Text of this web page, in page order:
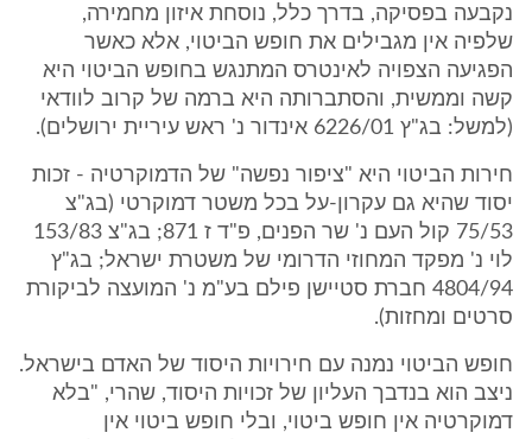
נקבעה בפסיקה, בדרך כלל, נוסחת איזון מחמירה,
שלפיה אין מגבילים את חופש הביטוי, אלא כאשר
הפגיעה הצפויה לאינטרס המתנגש בחופש הביטוי היא
קשה וממשית, והסתברותה היא ברמה של קרוב לוודאי
(למשל: בג"ץ 6226/01 אינדור נ' ראש עיריית ירושלים).
חירות הביטוי היא "ציפור נפשה" של הדמוקרטיה - זכות
יסוד שהיא גם עקרון-על בכל משטר דמוקרטי (בג"צ
75/53 קול העם נ' שר הפנים, פ"ד ז 871; בג"צ 153/83
לוי נ' מפקד המחוזי הדרומי של משטרת ישראל; בג"ץ
4804/94 חברת סטיישן פילם בע"מ נ' המועצה לביקורת
סרטים ומחזות).
חופש הביטוי נמנה עם חירויות היסוד של האדם בישראל.
ניצב הוא בנדבך העליון של זכויות היסוד, שהרי, "בלא
דמוקרטיה אין חופש ביטוי, ובלי חופש ביטוי אין